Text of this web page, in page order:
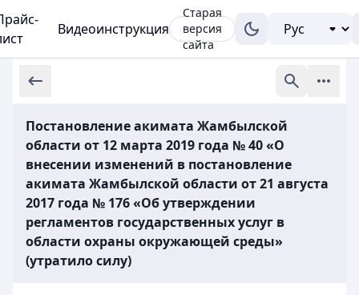
Видеоинструкция
Старая
версия
сайта
Постановление акимата Жамбылской
области от 12 марта 2019 года № 40 «О
внесении изменений в постановление
акимата Жамбылской области от 21 августа
2017 года № 176 «Об утверждении
регламентов государственных услуг в
области охраны окружающей среды»
(утратило силу)